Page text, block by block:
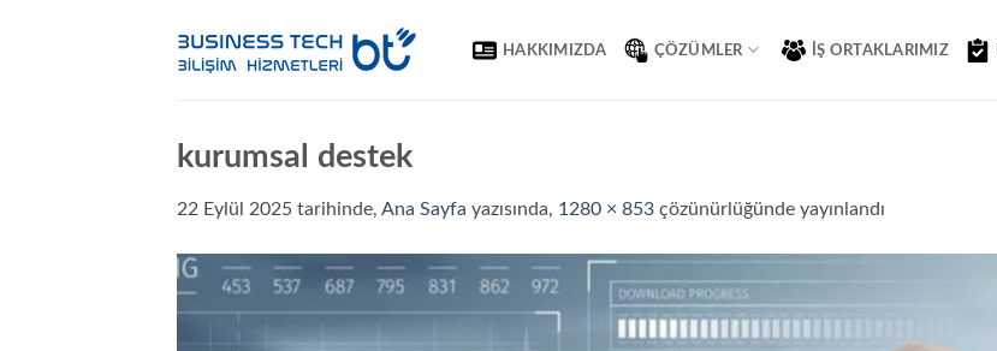
HAKKIMIZDA ÇÖZÜMLER İŞ ORTAKLARIMIZ
kurumsal destek
22 Eylül 2025 tarihinde, Ana Sayfa yazısında, 1280 × 853 çözünürlüğünde yayınlandı